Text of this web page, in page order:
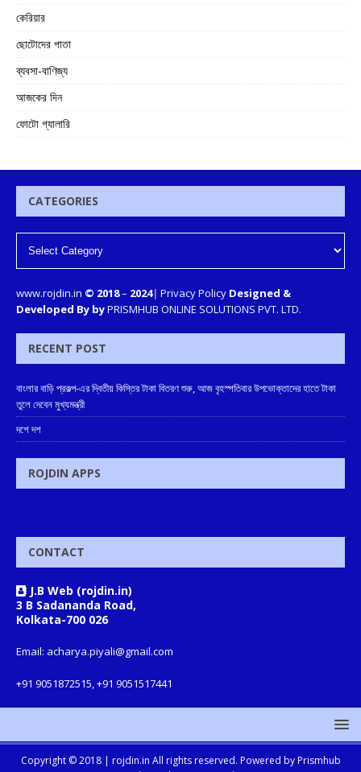
কেরিয়ার
ছোটোদের পাতা
ব্যবসা-বাণিজ্য
আজকের দিন
ফোটো গ্যালারি
CATEGORIES
www.rojdin.in © 2018– 2024| Privacy Policy Designed &
Developed By byPRISMHUB ONLINE SOLUTIONS PVT. LTD.
RECENT POST
বাংলার বাড়ি প্রকল্প-এর দ্বিতীয় কিস্তির টাকা বিতরণ শুরু, আজ বৃহস্পতিবার উপভোক্তাদের হাতে টাকা
তুলে দেবেন মুখ্যমন্ত্রী
দশে দশ
ROJDIN APPS
CONTACT
J.B Web (rojdin.in)
3 B Sadananda Road,
Kolkata-700 026
Email: acharya.piyali@gmail.com
+91 9051872515, +91 9051517441
Copyright © 2018 | rojdin.in All rights reserved. Powered by Prismhub